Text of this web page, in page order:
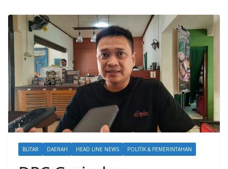
BLITAR DAERAH HEAD LINE NEWS POLITIK & PEMERINTAHAN